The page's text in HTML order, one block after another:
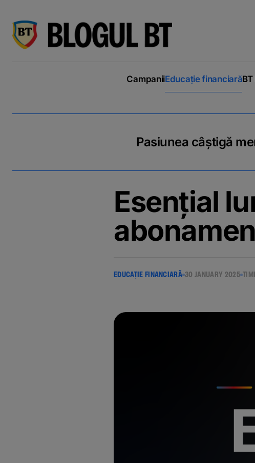
CampaniiEducație financiară
Pasiunea câștigă
Esențial
EDUCAȚIE FINANCIARĂ 30 JANUARY 2025